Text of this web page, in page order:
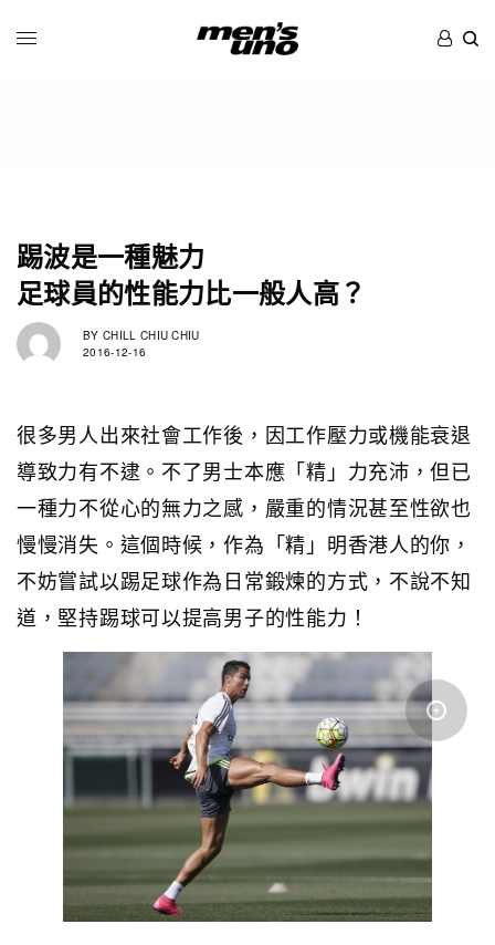
踢波是一種魅力
足球員的性能力比一般人高？
BY CHILL CHIU CHIU
2016-12-16
很多男人出來社會工作後，因工作壓力或機能衰退
導致力有不逮。不了男士本應「精」力充沛，但已
一種力不從心的無力之感，嚴重的情況甚至性欲也
慢慢消失。這個時候，作為「精」明香港人的你，
不妨嘗試以踢足球作為日常鍛煉的方式，不說不知
道，堅持踢球可以提高男子的性能力！